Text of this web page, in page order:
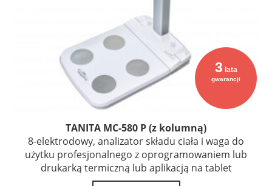
3 lata
gwarancji
TANITA MC-580 P (z kolumną)
8-elektrodowy, analizator składu ciała i waga do
użytku profesjonalnego z oprogramowaniem lub
drukarką termiczną lub aplikacją na tablet